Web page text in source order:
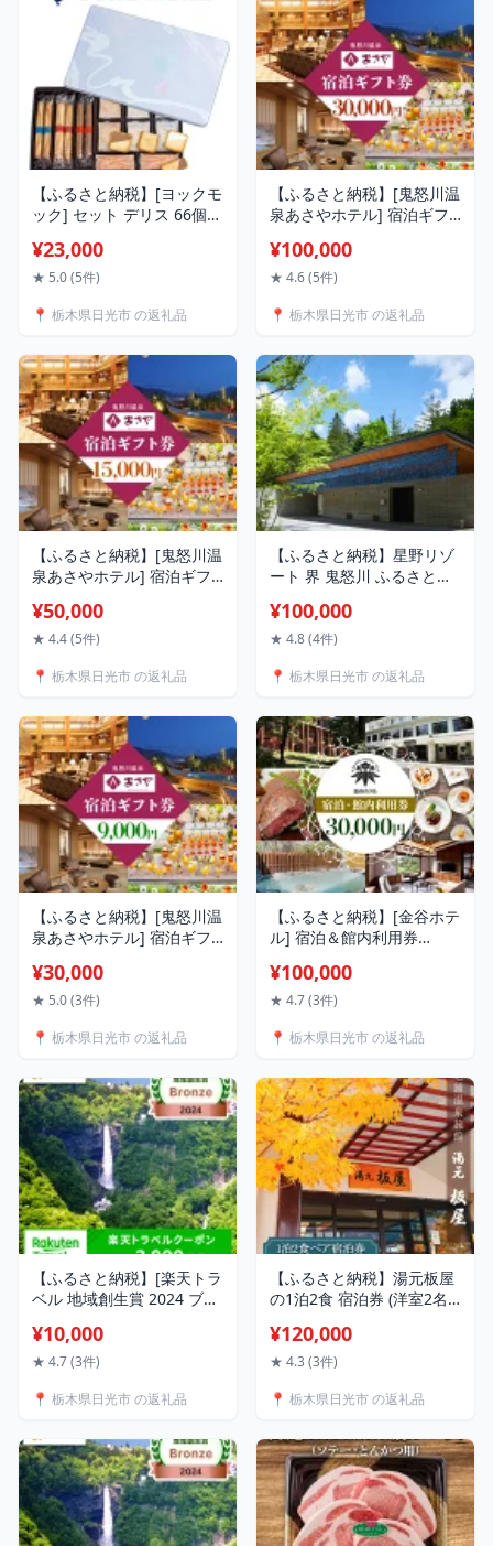
【ふるさと納税】[ヨックモ
ック] セット デリス 66個入
間限定 個包装 選べる 個数
種類 老舗 洋菓子 セット ス
詰合せ シガール 日光 栃木
気 春 夏 中元 御祝 父の日
ギフト [0879]
¥23,000
★ 5.0 (5件)
📍 栃木県日光市 の返礼品
【ふるさと納税】[鬼怒川温
泉あさやホテル] 宿泊ギフ
行券 宿泊券 観光 旅行 ホテ
ル リゾート グルメ レジャ
出張 チケット クーポン 宿
み 紅葉 [0013]
¥100,000
★ 4.6 (5件)
📍 栃木県日光市 の返礼品
【ふるさと納税】[鬼怒川温
泉あさやホテル] 宿泊ギフ
行券 宿泊券 観光 旅行 ホテ
ル リゾート グルメ レジャ
出張 チケット クーポン 宿
み 紅葉 [0012]
¥50,000
★ 4.4 (5件)
📍 栃木県日光市 の返礼品
【ふるさと納税】星野リゾ
ート 界 鬼怒川 ふるさと納
日光市 ホテル 観光 旅行 旅
行券 宿泊 チケット 春休み
¥100,000
★ 4.8 (4件)
📍 栃木県日光市 の返礼品
【ふるさと納税】[鬼怒川温
泉あさやホテル] 宿泊ギフ
行券 宿泊券 観光 旅行 ホテ
ル リゾート グルメ レジャ
出張 チケット クーポン 宿
み 紅葉 [0011]
¥30,000
★ 5.0 (3件)
📍 栃木県日光市 の返礼品
【ふるさと納税】[金谷ホテ
ル] 宿泊＆館内利用券
観光 旅行 旅行券 宿泊 宿泊
券 チケット 夏休み 紅葉
¥100,000
★ 4.7 (3件)
📍 栃木県日光市 の返礼品
【ふるさと納税】[楽天トラ
ベル 地域創生賞 2024 ブロ
対象施設で使える楽天トラ
ベルクーポン 寄付額10,000
行 温泉 旅行券 宿泊 宿泊券
[0301]
¥10,000
★ 4.7 (3件)
📍 栃木県日光市 の返礼品
【ふるさと納税】湯元板屋
の1泊2食 宿泊券 (洋室2名)
な自然に囲まれた源泉かけ
流しの老舗温泉旅館]｜日光
温泉 旅行券 宿泊 チケット
¥120,000
★ 4.3 (3件)
📍 栃木県日光市 の返礼品